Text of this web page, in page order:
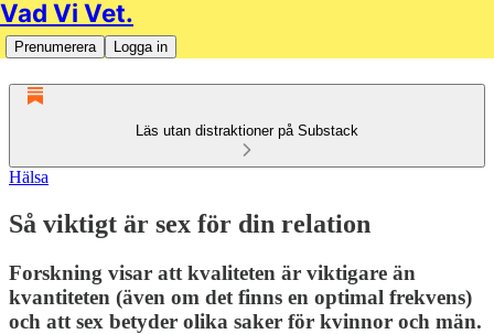
Vad Vi Vet.
Prenumerera Logga in
Läs utan distraktioner på Substack
Hälsa
Så viktigt är sex för din relation
Forskning visar att kvaliteten är viktigare än
kvantiteten (även om det finns en optimal frekvens)
och att sex betyder olika saker för kvinnor och män.